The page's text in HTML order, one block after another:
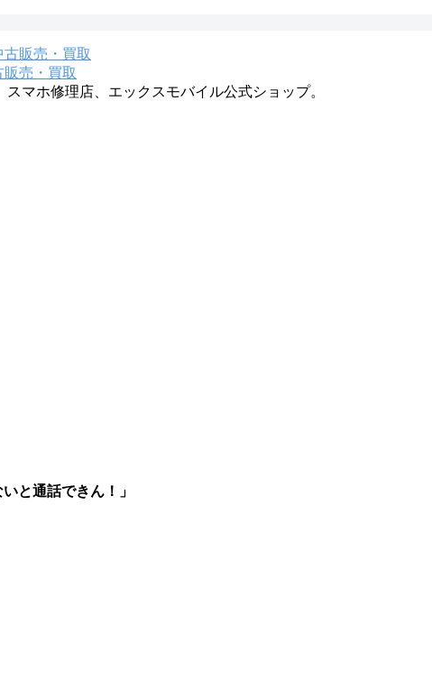
売・買取
マホ修理店、エックスモバイル公式ショップ。
と通話できん！」